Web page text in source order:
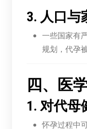
3. 人口与
一些国家有
规划，代孕
四、医
1. 对代母
怀孕过程中